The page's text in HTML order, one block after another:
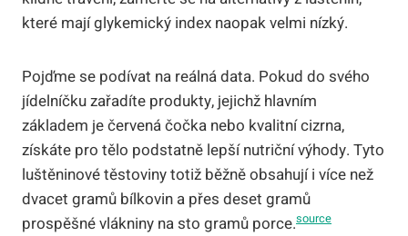
které mají glykemický index naopak velmi nízký.
Pojďme se podívat na reálná data. Pokud do svého
jídelníčku zařadíte produkty, jejichž hlavním
základem je červená čočka nebo kvalitní cizrna,
získáte pro tělo podstatně lepší nutriční výhody. Tyto
luštěninové těstoviny totiž běžně obsahují i více než
dvacet gramů bílkovin a přes deset gramů
prospěšné vlákniny na sto gramů porce.source